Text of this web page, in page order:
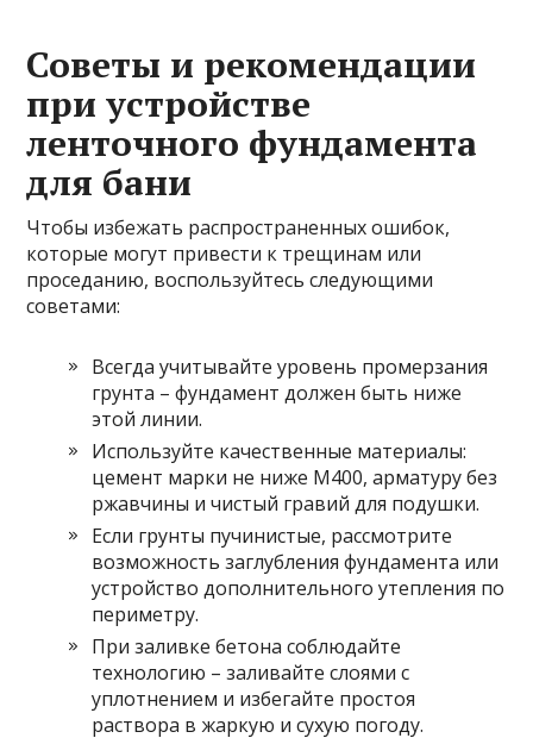
Советы и рекомендации
при устройстве
ленточного фундамента
для бани
Чтобы избежать распространенных ошибок,
которые могут привести к трещинам или
проседанию, воспользуйтесь следующими
советами:
Всегда учитывайте уровень промерзания
грунта – фундамент должен быть ниже
этой линии.
Используйте качественные материалы:
цемент марки не ниже М400, арматуру без
ржавчины и чистый гравий для подушки.
Если грунты пучинистые, рассмотрите
возможность заглубления фундамента или
устройство дополнительного утепления по
периметру.
При заливке бетона соблюдайте
технологию – заливайте слоями с
уплотнением и избегайте простоя
раствора в жаркую и сухую погоду.